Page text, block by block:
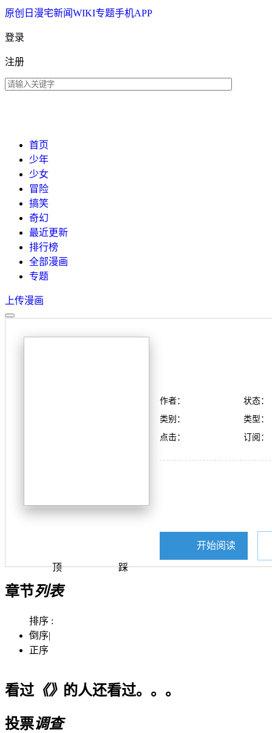
原创 日漫宅新闻WIKI专题手机APP
登录
注册
首页
少年
少女
冒险
搞笑
奇幻
最近更新
排行榜
全部漫画
专题
上传漫画
顶 踩
作者：
状态：
类别：
类型：
点击：
订阅：
开始阅读
章节列表
排序 :
倒序|
正序
看过《》 的人还看过。。。
投票调查